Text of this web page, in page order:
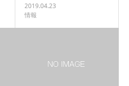
2019.04.23
情報